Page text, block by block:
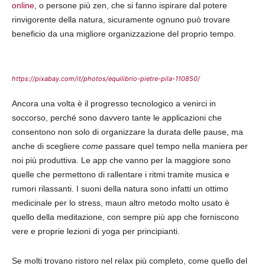
online , o persone più zen, che si fanno ispirare dal potere
rinvigorente della natura, sicuramente ognuno può trovare
beneficio da una migliore organizzazione del proprio tempo.
https://pixabay.com/it/photos/equilibrio-pietre-pila-110850/
Ancora una volta è il progresso tecnologico a venirci in
soccorso, perché sono davvero tante le applicazioni che
consentono non solo di organizzare la durata delle pause, ma
anche di scegliere come passare quel tempo nella maniera per
noi più produttiva. Le app che vanno per la maggiore sono
quelle che permettono di rallentare i ritmi tramite musica e
rumori rilassanti. I suoni della natura sono infatti un ottimo
medicinale per lo stress, maun altro metodo molto usato è
quello della meditazione, con sempre più app che forniscono
vere e proprie lezioni di yoga per principianti.
Se molti trovano ristoro nel relax più completo, come quello del